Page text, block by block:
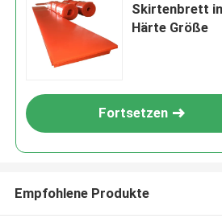
Skirtenbrett
Härte Größe
Fortsetzen
Empfohlene Produkte